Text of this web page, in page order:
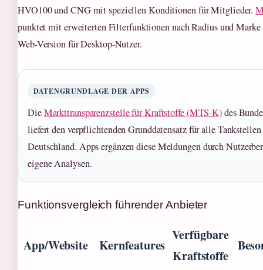
HVO100 und CNG mit speziellen Konditionen für Mitglieder.
punktet mit erweiterten Filterfunktionen nach Radius und Marke
Web-Version für Desktop-Nutzer.
DATENGRUNDLAGE DER APPS
DieMarkttransparenzstelle für Kraftstoffe (MTS-K)des
liefert den verpflichtenden Grunddatensatz für alle
Deutschland. Apps ergänzen diese Meldungen durch
eigene Analysen.
Funktionsvergleich führender Anbieter
App/Website Kernfeatures
Verfügbare
Kraftstoffe